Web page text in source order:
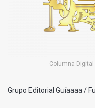
Columna Digital
Grupo Editorial Guíaaaa /